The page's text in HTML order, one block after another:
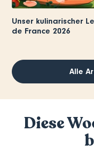
Unser kulinarischer
de France 2026
Alle
Diese